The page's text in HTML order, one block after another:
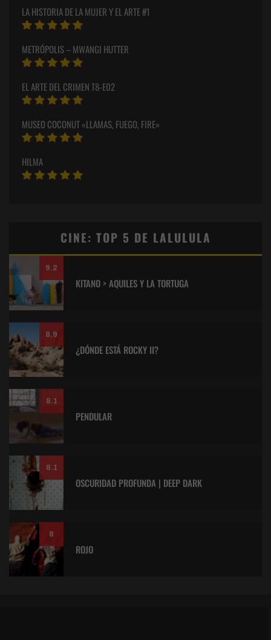
LA HISTORIA DE LA MUJER Y EL ARTE #1
METRÓPOLIS – MWANGI HUTTER
EL ARTE DEL CRIMEN T8-E02
MUSEO COCONUT «LLAMAS, FUEGO, FIRE»
HILMA
CINE: TOP 5 DE LALULULA
9.2
KITANO > AQUILES Y LA TORTUGA
8.9
¿DÓNDE ESTÁ ROCKY II?
8.1
PENDULAR
8.1
OSCURIDAD PROFUNDA | DEEP DARK
8
ROJO